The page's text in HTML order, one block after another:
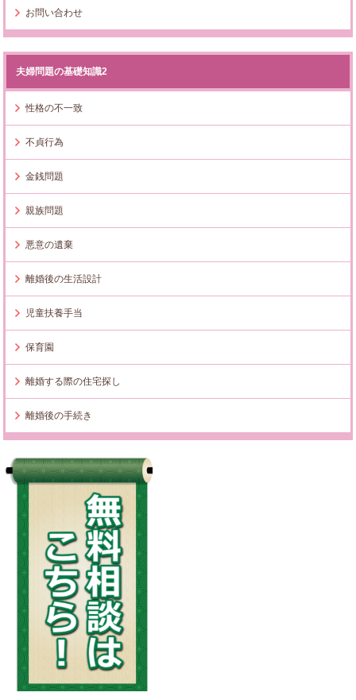
お問い合わせ
夫婦問題の基礎知識2
性格の不一致
不貞行為
金銭問題
親族問題
悪意の遺棄
離婚後の生活設計
児童扶養手当
保育園
離婚する際の住宅探し
離婚後の手続き